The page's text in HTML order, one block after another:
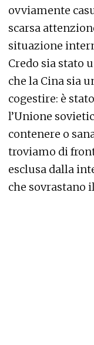
ovviamente
scarsa
situazione
Credo sia stato
che la Cina sia
cogestire: è
l’Unione
contenere o
troviamo di
esclusa dalla
che sovrastano